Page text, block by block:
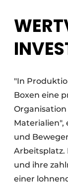
"In
Boxen eine
Materialien",
und
Arbeitsplatz.
und ihre
einer